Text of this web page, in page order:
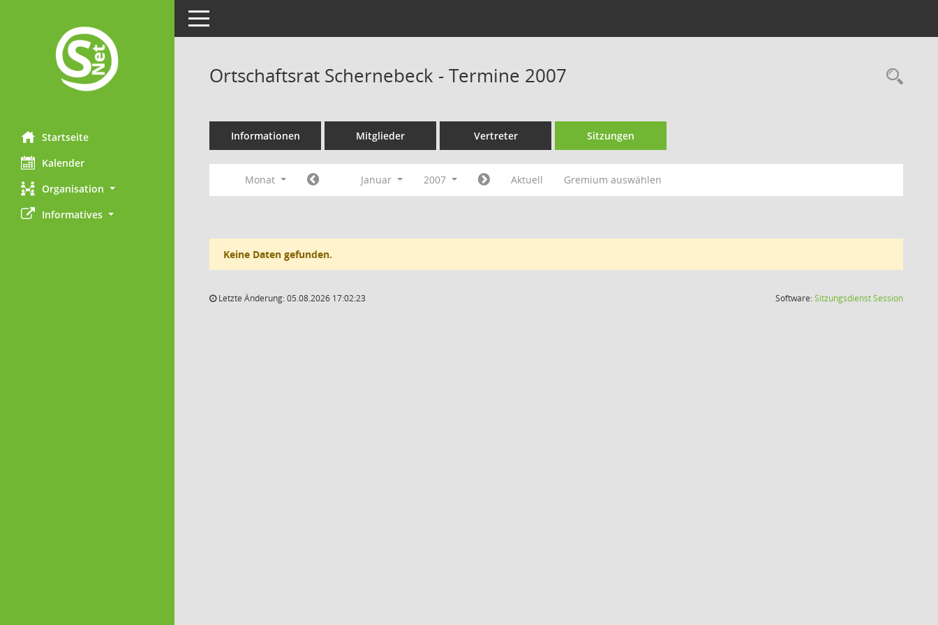
Startseite
Kalender
Organisation
Informatives
Toggle navigation
Ortschaftsrat Schernebeck - Termine 2007
Informationen Mitglieder Vertreter Sitzungen
Monat Januar 2007 Aktuell Gremium auswählen
Keine Daten gefunden.
Letzte Änderung: 05.08.2026 17:02:23 Software:SitzungsdienstSession(Wird in